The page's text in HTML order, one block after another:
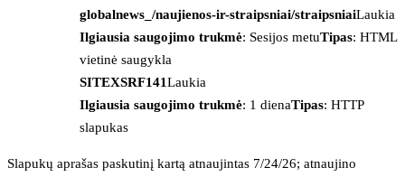
globalnews_/naujienos-ir-straipsniai/straipsniaiLaukia
Ilgiausia saugojimo trukmė: Sesijos metuTipas: HTML
vietinė saugykla
SITEXSRF141Laukia
Ilgiausia saugojimo trukmė: 1 dienaTipas: HTTP
slapukas
Slapukų aprašas paskutinį kartą atnaujintas 7/24/26; atnaujino